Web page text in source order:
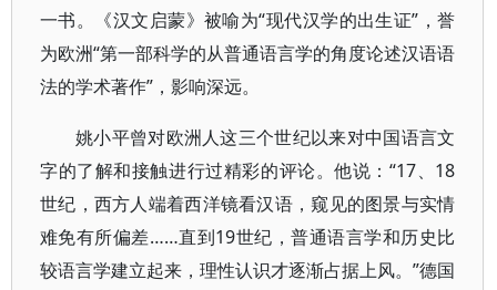
一书。《汉文启蒙》被喻为“现代汉学的出生证”，誉
为欧洲“第一部科学的从普通语言学的角度论述汉语语
法的学术著作”，影响深远。
姚小平曾对欧洲人这三个世纪以来对中国语言文
字的了解和接触进行过精彩的评论。他说：“17、18
世纪，西方人端着西洋镜看汉语，窥见的图景与实情
难免有所偏差……直到19世纪，普通语言学和历史比
较语言学建立起来，理性认识才逐渐占据上风。”德国